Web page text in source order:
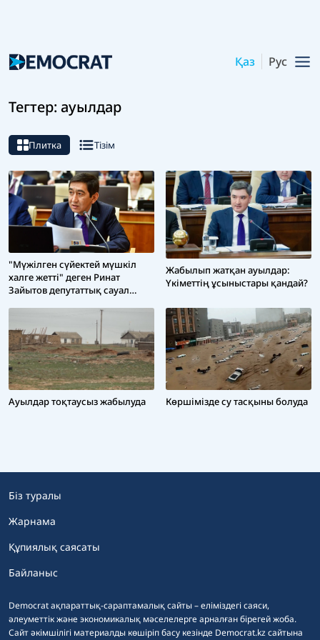
Қаз Рус
Тегтер: ауылдар
Плитка Тізім
"Мүжілген сүйектей мүшкіл
халге жетті" деген Ринат
Зайытов депутаттық сауал
Жабылып жатқан ауылдар:
Үкіметтің ұсыныстары қандай?
Ауылдар тоқтаусыз жабылуда Көршімізде су тасқыны болуда
Democrat ақпараттық-сараптамалық сайты – еліміздегі саяси,
әлеуметтік және экономикалық мәселелерге арналған бірегей жоба.
Сайт әкімшілігі материалды көшіріп басу кезінде Democrat.kz сайтына
Біз туралы
Жарнама
Құпиялық саясаты
Байланыс